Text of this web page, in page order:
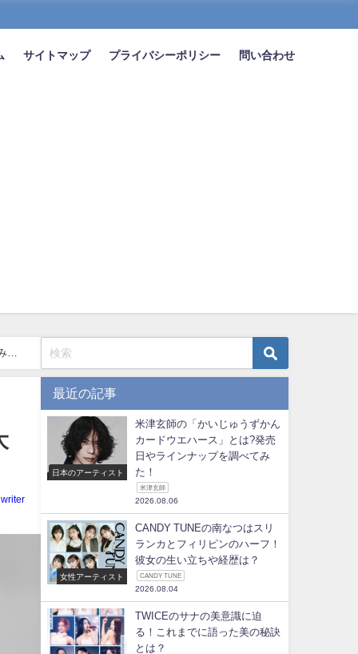
サイトマップ プライバシーポリシー 問い合わせ
writer
最近の記事
日本のアーティスト
米津玄師の「かいじゅうずかん
カードウエハース」とは?発売
日やラインナップを調べてみ
た！
米津玄師
2026.08.06
女性アーティスト
CANDY TUNEの南なつはスリ
ランカとフィリピンのハーフ！
彼女の生い立ちや経歴は？
CANDY TUNE
2026.08.04
TWICEのサナの美意識に迫
る！これまでに語った美の秘訣
とは？